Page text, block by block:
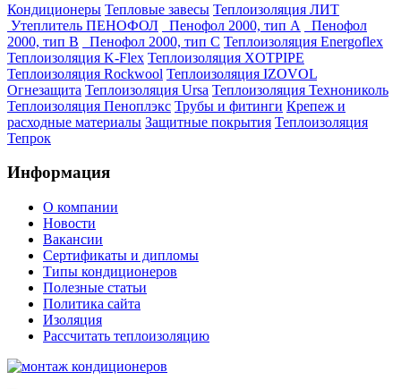
Кондиционеры Тепловые завесы Теплоизоляция ЛИТ
Утеплитель ПЕНОФОЛ
Пенофол 2000, тип А
Пенофол
2000, тип В
Пенофол 2000, тип С Теплоизоляция Energoflex
Теплоизоляция K-Flex Теплоизоляция XOTPIPE
Теплоизоляция Rockwool Теплоизоляция IZOVOL
Огнезащита Теплоизоляция Ursa Теплоизоляция Технониколь
Теплоизоляция Пеноплэкс Трубы и фитинги Крепеж и
расходные материалы Защитные покрытия Теплоизоляция
Тепрок
Информация
О компании
Новости
Вакансии
Сертификаты и дипломы
Типы кондиционеров
Полезные статьи
Политика сайта
Изоляция
Рассчитать теплоизоляцию